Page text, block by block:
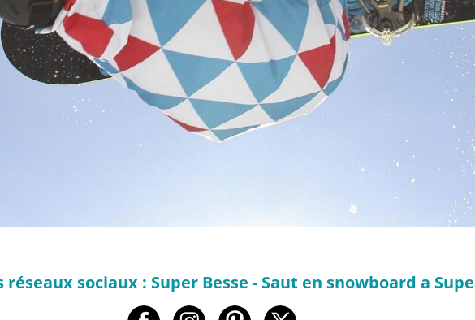
sociaux : Super Besse - Saut en snowboard a